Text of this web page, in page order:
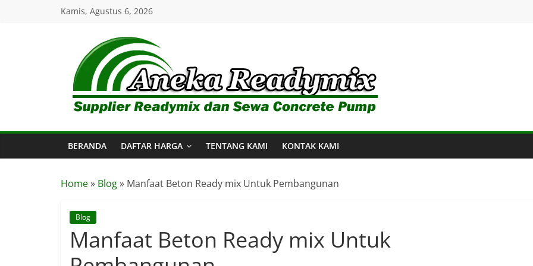
Kamis, Agustus 6, 2026
Aneka
Readymix
Pusat
Penjualan
Aneka
Ready
mix
Indonesia
BERANDA DAFTAR HARGA TENTANG KAMI KONTAK KAMI
Home» Blog» Manfaat Beton Ready mix Untuk Pembangunan
Blog
Manfaat Beton Ready mix Untuk